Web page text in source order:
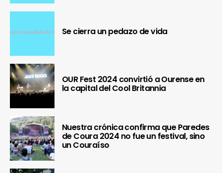
Se cierra un pedazo de vida
OUR Fest 2024 convirtió a Ourense en
la capital del Cool Britannia
Nuestra crónica confirma que Paredes
de Coura 2024 no fue un festival, sino
un Couraíso